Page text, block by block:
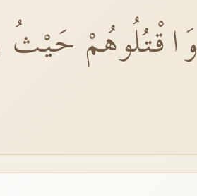
وَاقْتُلُوهُمْ